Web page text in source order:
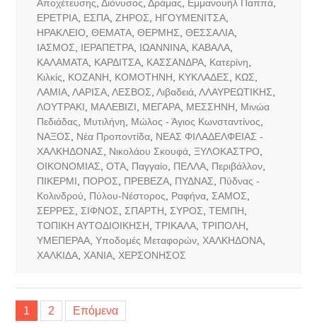
Αποχέτευσης Διόνυσος Δράμας Εμμανουήλ Παππά,
ΕΡΕΤΡΙΑ, ΕΣΠΑ, ΖΗΡΟΣ ΗΓΟΥΜΕΝΙΤΣΑ,
ΗΡΑΚΛΕΙΟ ΘΕΜΑΤΑ, ΘΕΡΜΗΣ ΘΕΣΣΑΛΙΑ,
ΙΑΣΜΟΣ
ΙΕΡΑΠΕΤΡΑ, ΙΩΑΝΝΙΝΑ, ΚΑΒΑΛΑ,
ΚΑΛΑΜΑΤΑ, ΚΑΡΔΙΤΣΑ, ΚΑΣΣΑΝΔΡΑ, Κατερίνη
Κιλκίς
ΚΟΖΑΝΗ ΚΟΜΟΤΗΝΗ ΚΥΚΛΑΔΕΣ ΚΩΣ
ΛΑΜΙΑ, ΛΑΡΙΣΑ, ΛΕΣΒΟΣ Λιβαδειά, ΛΛΑΥΡΕΩΤΙΚΗΣ
ΛΟΥΤΡΑΚΙ
ΜΑΛΕΒΙΖΙ ΜΕΓΑΡΑ, ΜΕΣΣΗΝΗ
Μινώα
Πεδιάδας
Μυτιλήνη Μώλος - Άγιος Κωνσταντίνος
ΝΑΞΟΣ
Νέα Προποντίδα, ΝΕΑΣ ΦΙΛΑΔΕΛΦΕΙΑΣ -
ΧΑΛΚΗΔΟΝΑΣ
Νικολάου Σκουφά, ΞΥΛΟΚΑΣΤΡΟ
ΟΙΚΟΝΟΜΙΑΣ ΟΤΑ, Παγγαίο ΠΕΛΛΑ, Περιβάλλον,
ΠΙΚΕΡΜΙ
ΠΟΡΟΣ ΠΡΕΒΕΖΑ, ΠΥΔΝΑΣ
Πύδνας -
Κολινδρού
Πύλου-Νέστορος Ραφήνα, ΣΑΜΟΣ
ΣΕΡΡΕΣ
ΣΙΦΝΟΣ ΣΠΑΡΤΗ ΣΥΡΟΣ ΤΕΜΠΗ
ΤΟΠΙΚΗ ΑΥΤΟΔΙΟΙΚΗΣΗ ΤΡΙΚΑΛΑ, ΤΡΙΠΟΛΗ
ΥΜΕΠΕΡΑΑ, Υποδομές Μεταφορών, ΧΑΛΚΗΔΟΝΑ,
ΧΑΛΚΙΔΑ, ΧΑΝΙΑ, ΧΕΡΣΟΝΗΣΟΣ
Σελιδοποίηση
άρθρων
1 2 Επόμενα